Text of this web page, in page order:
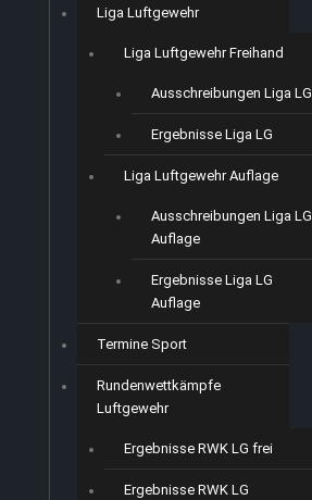
Liga Luftgewehr
Liga Luftgewehr Freihand
Ausschreibungen Liga LG
Ergebnisse Liga LG
Liga Luftgewehr Auflage
Ausschreibungen Liga LG
Auflage
Ergebnisse Liga LG
Auflage
Termine Sport
Rundenwettkämpfe
Luftgewehr
Ergebnisse RWK LG frei
Ergebnisse RWK LG